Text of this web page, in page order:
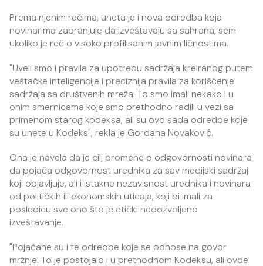
Prema njenim rečima, uneta je i nova odredba koja
novinarima zabranjuje da izveštavaju sa sahrana, sem
ukoliko je reč o visoko profilisanim javnim ličnostima.
"Uveli smo i pravila za upotrebu sadržaja kreiranog putem
veštačke inteligencije i preciznija pravila za korišćenje
sadržaja sa društvenih mreža. To smo imali nekako i u
onim smernicama koje smo prethodno radili u vezi sa
primenom starog kodeksa, ali su ovo sada odredbe koje
su unete u Kodeks", rekla je Gordana Novaković.
Ona je navela da je cilj promene o odgovornosti novinara
da pojača odgovornost urednika za sav medijski sadržaj
koji objavljuje, ali i istakne nezavisnost urednika i novinara
od političkih ili ekonomskih uticaja, koji bi imali za
posledicu sve ono što je etički nedozvoljeno
izveštavanje.
"Pojačane su i te odredbe koje se odnose na govor
mržnje. To je postojalo i u prethodnom Kodeksu, ali ovde